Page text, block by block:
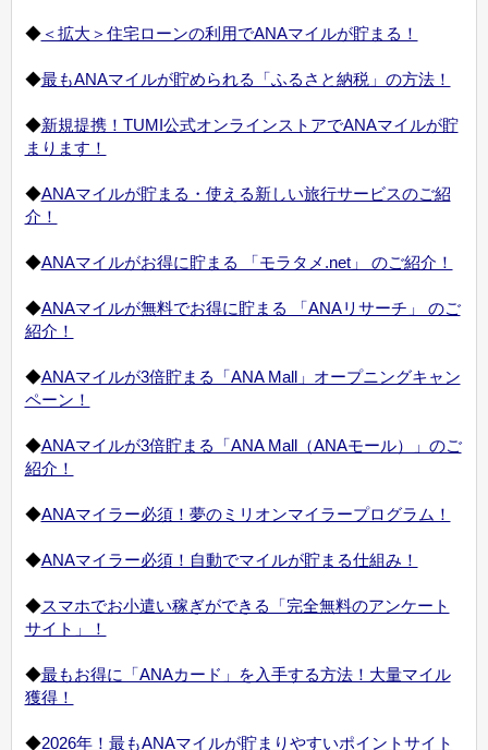
◆＜拡大＞住宅ローンの利用でANAマイルが貯まる！
◆最もANAマイルが貯められる「ふるさと納税」の方法！
◆新規提携！TUMI公式オンラインストアでANAマイルが貯
まります！
◆ANAマイルが貯まる・使える新しい旅行サービスのご紹
介！
◆ANAマイルがお得に貯まる 「モラタメ.net」 のご紹介！
◆ANAマイルが無料でお得に貯まる 「ANAリサーチ」 のご
紹介！
◆ANAマイルが3倍貯まる「ANA Mall」オープニングキャン
ペーン！
◆ANAマイルが3倍貯まる「ANA Mall（ANAモール）」のご
紹介！
◆ANAマイラー必須！夢のミリオンマイラープログラム！
◆ANAマイラー必須！自動でマイルが貯まる仕組み！
◆スマホでお小遣い稼ぎができる「完全無料のアンケート
サイト」！
◆最もお得に「ANAカード」を入手する方法！大量マイル
獲得！
◆2026年！最もANAマイルが貯まりやすいポイントサイト